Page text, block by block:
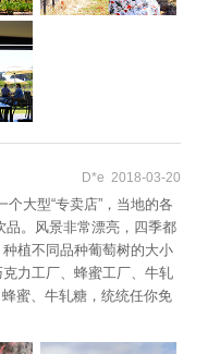
物的最好方式，大概就是
光吧~ 玛格丽特河 距离Ca
最西南点。 每次看见 灯塔
地的尽头总会有一座 灯塔
来那么孤独，却是海上那
极洋和 印度 洋的分界
同的意义。有时候形式感
颜色。不赶时间的话，开
非常舒服的。 由于 玛格丽
此一天往返是非常紧凑
了。西澳城市之间的公共
做的事情，也不建议自
D*e 2018-03-20
大型“专卖店”，当地的各
品。风景非常漂亮，四季都
植不同品种葡萄树的大小
力工厂、蜂蜜工厂、牛轧
蜜、牛轧糖，统统任你免
上边走边逛，享受写意的时